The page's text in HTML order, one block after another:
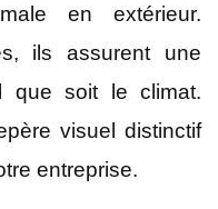
en extérieur.
ils assurent une
que soit le climat.
visuel distinctif
entreprise.